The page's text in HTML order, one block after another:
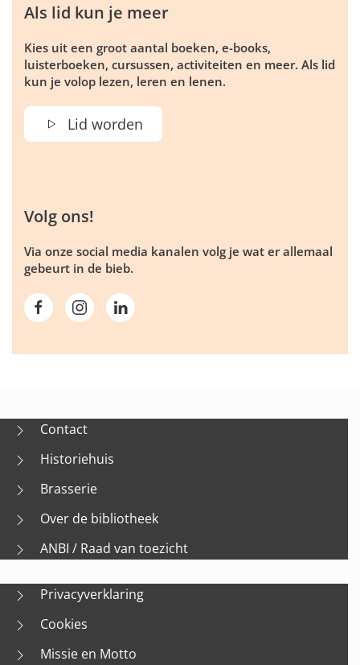
Als lid kun je meer
Kies uit een groot aantal boeken, e-books,
luisterboeken, cursussen, activiteiten en meer. Als lid
kun je volop lezen, leren en lenen.
Lid worden
Volg ons!
Via onze social media kanalen volg je wat er allemaal
gebeurt in de bieb.
Contact
Historiehuis
Brasserie
Over de bibliotheek
ANBI / Raad van toezicht
Privacyverklaring
Cookies
Missie en Motto